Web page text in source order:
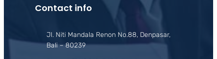
Contact info
Jl. Niti Mandala Renon No.88, Denpasar,
Bali – 80239